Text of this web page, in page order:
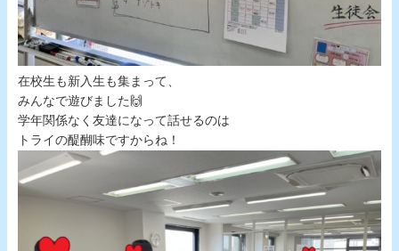
在校生も新入生も集まって、
みんなで遊びました🙌
学年関係なく友達になって話せるのは
トライの醍醐味ですからね！